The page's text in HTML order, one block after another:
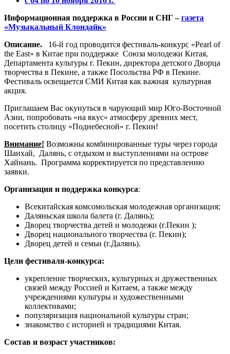
Информационная поддержка в России и СНГ –газета
«Музыкальный Клондайк»
Описание. 16-й год проводится фестиваль-конкурс «Pearl of
the East» в Китае при поддержке Союза молодежи Китая,
Департамента культуры г. Пекин, директора детского Дворца
творчества в Пекине, а также Посольства РФ в Пекине.
Фестиваль освещается СМИ Китая как важная культурная
акция.
Приглашаем Вас окунуться в чарующий мир Юго-Восточной
Азии, попробовать «на вкус» атмосферу древних мест,
посетить столицу «Поднебесной» г. Пекин!
Внимание! Возможны комбинированные туры через города
Шанхай, Далянь, с отдыхом и выступлениями на острове
Хайнань. Программа корректируется по представлению
заявки.
Организация и поддержка конкурса:
Всекитайская комсомольская молодежная организация;
Даляньская школа балета (г. Далянь);
Дворец творчества детей и молодежи (г.Пекин );
Дворец национального творчества (г. Пекин);
Дворец детей и семьи (г.Далянь).
Цели фестиваля-конкурса:
укрепление творческих, культурных и дружественных
связей между Россией и Китаем, а также между
учреждениями культуры и художественными
коллективами;
популяризация национальной культуры стран;
знакомство с историей и традициями Китая.
Состав и возраст участников: